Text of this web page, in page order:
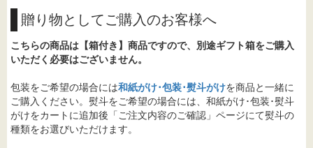
贈り物としてご購入のお客様へ
こちらの商品は【箱付き】商品ですので、別途ギフト箱をご購入
いただく必要はございません。
包装をご希望の場合には和紙がけ･包装･熨斗がけを商品と一緒に
ご購入ください。熨斗をご希望の場合には、和紙がけ･包装･熨斗
がけをカートに追加後「ご注文内容のご確認」ページにて熨斗の
種類をお選びいただけます。